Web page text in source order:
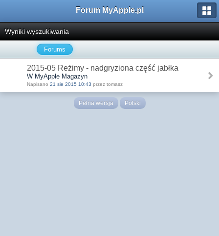
Forum MyApple.pl
Wyniki wyszukiwania
Forums
2015-05 Reżimy - nadgryziona część jabłka
W MyApple Magazyn
Napisano 21 sie 2015 10:43 przez tomasz
Pełna wersja Polski